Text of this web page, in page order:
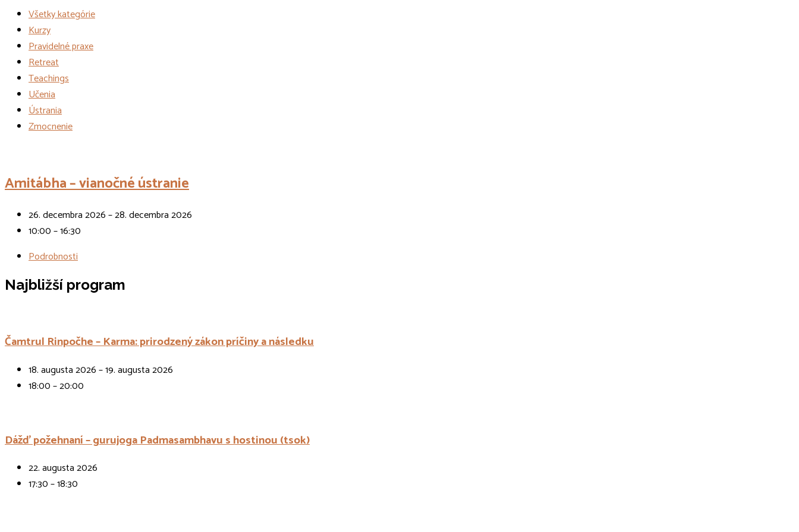
Všetky kategórie
Kurzy
Pravidelné praxe
Retreat
Teachings
Učenia
Ústrania
Zmocnenie
Amitábha – vianočné ústranie
26. decembra 2026 – 28. decembra 2026
10:00 – 16:30
Podrobnosti
Najbližší program
Čamtrul Rinpočhe – Karma: prirodzený zákon príčiny a následku
18. augusta 2026 – 19. augusta 2026
18:00 – 20:00
Dážď požehnaní – gurujoga Padmasambhavu s hostinou (tsok)
22. augusta 2026
17:30 – 18:30